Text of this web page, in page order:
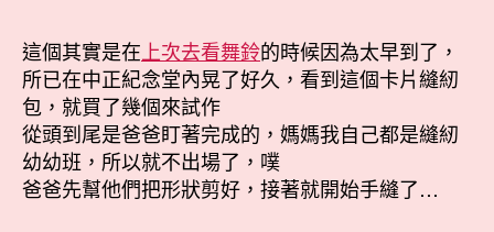
這個其實是在 上次去看舞鈴的時候因為太早到了，
所已在中正紀念堂內晃了好久，看到這個卡片縫紉
包，就買了幾個來試作
從頭到尾是爸爸盯著完成的，媽媽我自己都是縫紉
幼幼班，所以就不出場了，噗
爸爸先幫他們把形狀剪好，接著就開始手縫了…